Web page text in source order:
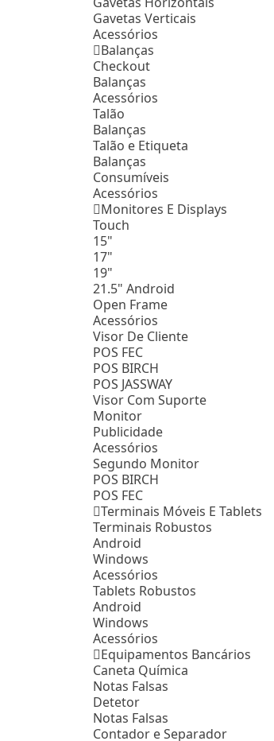
Gavetas Verticais
Acessórios
Balanças
Checkout
Balanças
Acessórios
Talão
Balanças
Talão e Etiqueta
Balanças
Consumíveis
Acessórios
Monitores E Displays
Touch
15"
17"
19"
21.5" Android
Open Frame
Acessórios
Visor De Cliente
POS FEC
POS BIRCH
POS JASSWAY
Visor Com Suporte
Monitor
Publicidade
Acessórios
Segundo Monitor
POS BIRCH
POS FEC
Terminais Móveis E Tablets
Terminais Robustos
Android
Windows
Acessórios
Tablets Robustos
Android
Windows
Acessórios
Equipamentos Bancários
Caneta Química
Notas Falsas
Detetor
Notas Falsas
Contador e Separador